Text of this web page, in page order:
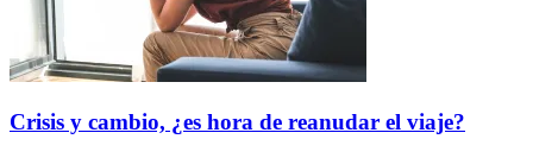
Crisis y cambio, ¿es hora de reanudar el viaje?